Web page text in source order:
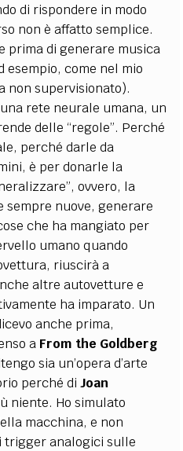
di rispondere in modo
non è affatto semplice.
prima di generare musica
esempio, come nel mio
non supervisionato).
rete neurale umana, un
delle “regole”. Perché
perché darle da
è per donarle la
ovvero, la
sempre nuove, generare
che ha mangiato per
umano quando
riuscirà a
altre autovetture e
ha imparato. Un
anche prima,
a From the Goldberg
sia un’opera d’arte
perché diJoan
niente. Ho simulato
macchina, e non
trigger analogici sulle